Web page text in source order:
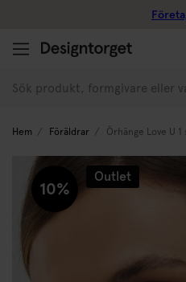
Hem Föräldrar Örhänge Love U 1
10%
Outlet